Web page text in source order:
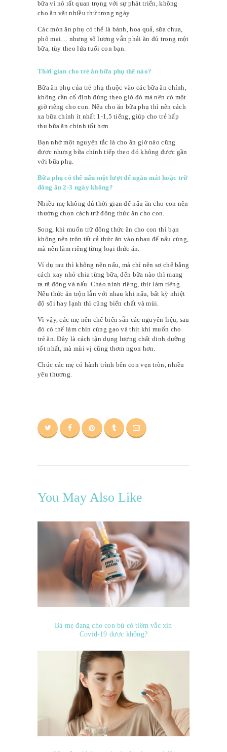
bữa vì nó rất quan trọng với sự phát triển, không
cho ăn vặt nhiều thứ trong ngày.
Các món ăn phụ có thể là bánh, hoa quả, sữa chua,
phô mai… nhưng số lượng vẫn phải ăn đủ trong một
bữa, tùy theo lứa tuổi con bạn.
Thời gian cho trẻ ăn bữa phụ thế nào?
Bữa ăn phụ của trẻ phụ thuộc vào các bữa ăn chính,
không cần cố định đúng theo giờ đó mà nên có một
giờ riêng cho con. Nếu cho ăn bữa phụ thì nên cách
xa bữa chính ít nhất 1-1,5 tiếng, giúp cho trẻ hấp
thu bữa ăn chính tốt hơn.
Bạn nhớ một nguyên tắc là cho ăn giờ nào cũng
được nhưng bữa chính tiếp theo đó không được gần
với bữa phụ.
Bữa phụ có thể nấu một lượt để ngăn mát hoặc trữ
đông ăn 2-3 ngày không?
Nhiều mẹ không đủ thời gian để nấu ăn cho con nên
thường chọn cách trữ đông thức ăn cho con.
Song, khi muốn trữ đông thức ăn cho con thì bạn
không nên trộn tất cả thức ăn vào nhau để nấu cùng,
mà nên làm riêng từng loại thức ăn.
Ví dụ rau thì không nên nấu, mà chỉ nên sơ chế bằng
cách xay nhỏ chia từng bữa, đến bữa nào thì mang
ra rã đông và nấu. Cháo ninh riêng, thịt làm riêng.
Nếu thức ăn trộn lẫn với nhau khi nấu, bất kỳ nhiệt
độ sôi hay lạnh thì cũng biến chất và mùi.
Vì vậy, các mẹ nên chế biến sẵn các nguyên liệu, sau
đó có thể làm chín cùng gạo và thịt khi muốn cho
trẻ ăn. Đây là cách tận dụng lượng chất dinh dưỡng
tốt nhất, mà mùi vị cũng thơm ngon hơn.
Chúc các mẹ có hành trình bên con vẹn tròn, nhiều
yêu thương.
You May Also Like
Bà mẹ đang cho con bú có tiêm vắc xin
Covid-19 được không?